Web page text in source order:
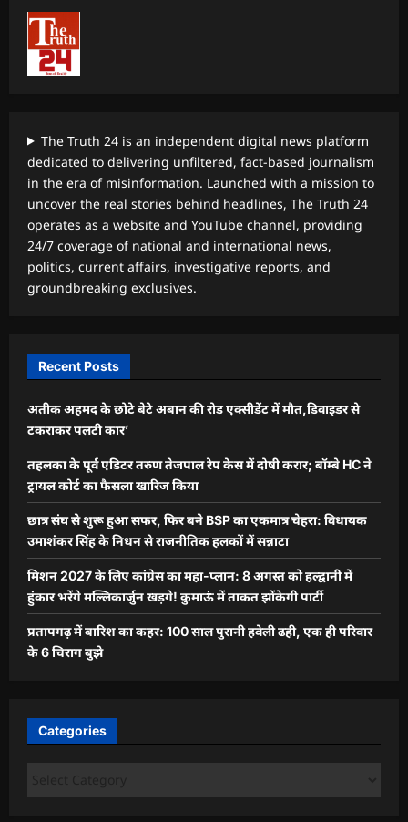
The Truth 24 is an independent digital news platform
dedicated to delivering unfiltered, fact-based journalism
in the era of misinformation. Launched with a mission to
uncover the real stories behind headlines, The Truth 24
operates as a website and YouTube channel, providing
24/7 coverage of national and international news,
politics, current affairs, investigative reports, and
groundbreaking exclusives.
Recent Posts
अतीक अहमद के छोटे बेटे अबान की रोड एक्सीडेंट में मौत,डिवाइडर से
टकराकर पलटी कार’
तहलका के पूर्व एडिटर तरुण तेजपाल रेप केस में दोषी करार; बॉम्बे HC ने
ट्रायल कोर्ट का फैसला खारिज किया
छात्र संघ से शुरू हुआ सफर, फिर बने BSP का एकमात्र चेहरा: विधायक
उमाशंकर सिंह के निधन से राजनीतिक हलकों में सन्नाटा
मिशन 2027 के लिए कांग्रेस का महा-प्लान: 8 अगस्त को हल्द्वानी में
हुंकार भरेंगे मल्लिकार्जुन खड़गे! कुमाऊं में ताकत झोंकेगी पार्टी
प्रतापगढ़ में बारिश का कहर: 100 साल पुरानी हवेली ढही, एक ही परिवार
के 6 चिराग बुझे
Categories